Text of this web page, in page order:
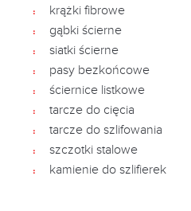
krążki fibrowe
gąbki ścierne
siatki ścierne
pasy bezkońcowe
ściernice listkowe
tarcze do cięcia
tarcze do szlifowania
szczotki stalowe
kamienie do szlifierek